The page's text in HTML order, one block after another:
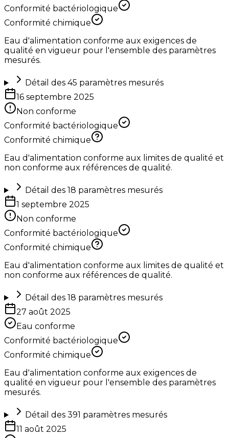
Conformité bactériologique
Conformité chimique
Eau d'alimentation conforme aux exigences de
qualité en vigueur pour l'ensemble des paramètres
mesurés.
Détail des 45 paramètres mesurés
16 septembre 2025
Non conforme
Conformité bactériologique
Conformité chimique
Eau d'alimentation conforme aux limites de qualité et
non conforme aux références de qualité.
Détail des 18 paramètres mesurés
1 septembre 2025
Non conforme
Conformité bactériologique
Conformité chimique
Eau d'alimentation conforme aux limites de qualité et
non conforme aux références de qualité.
Détail des 18 paramètres mesurés
27 août 2025
Eau conforme
Conformité bactériologique
Conformité chimique
Eau d'alimentation conforme aux exigences de
qualité en vigueur pour l'ensemble des paramètres
mesurés.
Détail des 391 paramètres mesurés
11 août 2025